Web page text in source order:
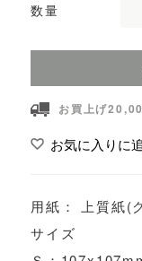
数量
お買上げ
お気に入りに
用紙： 上質紙(
サイズ